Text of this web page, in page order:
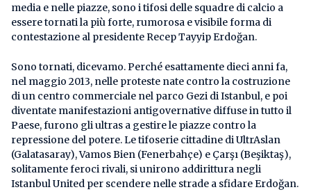
media e nelle piazze, sono i tifosi delle squadre di calcio a
essere tornati la più forte, rumorosa e visibile forma di
contestazione al presidente Recep Tayyip Erdoğan.
Sono tornati, dicevamo. Perché esattamente dieci anni fa,
nel maggio 2013, nelle proteste nate contro la costruzione
di un centro commerciale nel parco Gezi di Istanbul, e poi
diventate manifestazioni antigovernative diffuse in tutto il
Paese, furono gli ultras a gestire le piazze contro la
repressione del potere. Le tifoserie cittadine di UltrAslan
(Galatasaray), Vamos Bien (Fenerbahçe) e Çarşı (Beşiktaş),
solitamente feroci rivali, si unirono addirittura negli
Istanbul United per scendere nelle strade a sfidare Erdoğan.